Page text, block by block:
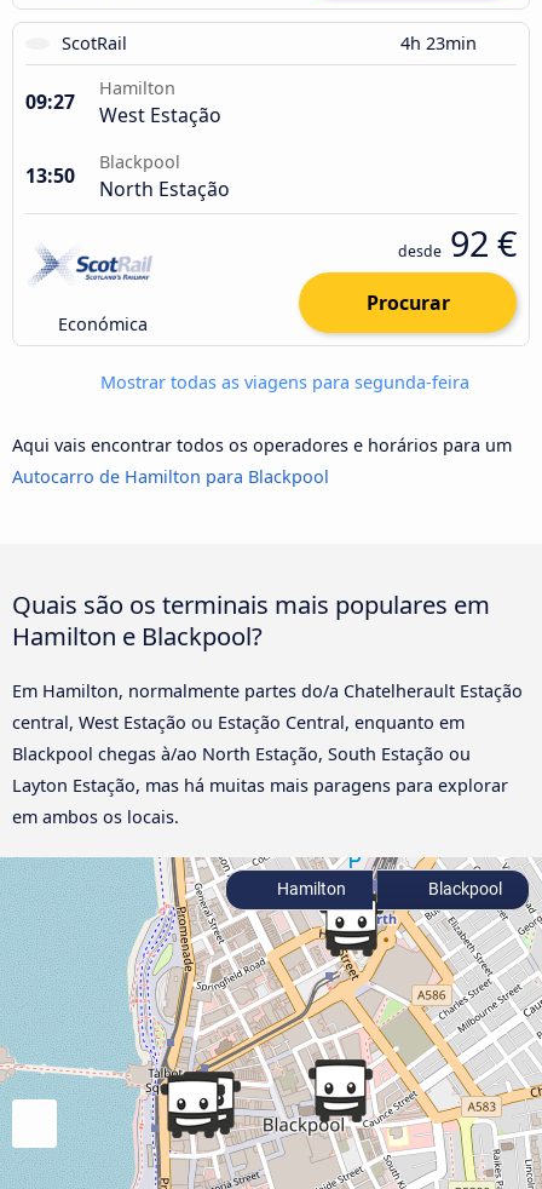
ScotRail 4h 23min
09:27
Hamilton
West Estação
13:50
Blackpool
North Estação
Económica
desde 92 €
Procurar
Mostrar todas as viagens para segunda-feira
Aqui vais encontrar todos os operadores e horários para um
Autocarro de Hamilton para Blackpool
Quais são os terminais mais populares em
Hamilton e Blackpool?
Em Hamilton, normalmente partes do/a Chatelherault Estação
central, West Estação ou Estação Central, enquanto em
Blackpool chegas à/ao North Estação, South Estação ou
Layton Estação, mas há muitas mais paragens para explorar
em ambos os locais.
Hamilton Blackpool